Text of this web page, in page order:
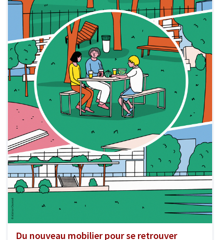
Du nouveau mobilier pour se retrouver